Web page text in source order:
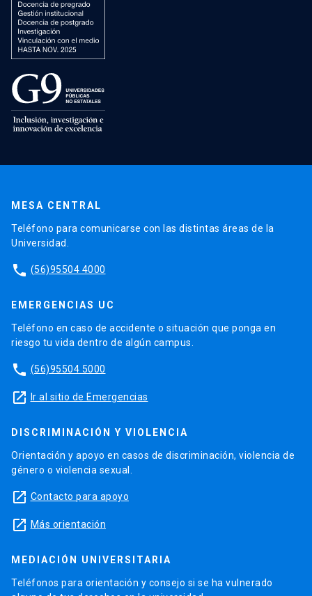
MESA CENTRAL
Teléfono para comunicarse con las distintas áreas de la
Universidad.
phone (56)95504 4000
EMERGENCIAS UC
Teléfono en caso de accidente o situación que ponga en
riesgo tu vida dentro de algún campus.
phone (56)95504 5000
launch Ir al sitio de Emergencias
DISCRIMINACIÓN Y VIOLENCIA
Orientación y apoyo en casos de discriminación, violencia de
género o violencia sexual.
launch Contacto para apoyo
launch Más orientación
MEDIACIÓN UNIVERSITARIA
Teléfonos para orientación y consejo si se ha vulnerado